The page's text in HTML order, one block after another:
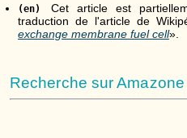
(en) Cet article est
traduction de l'article de
exchange membrane fuel cell».
Recherche sur Amazone